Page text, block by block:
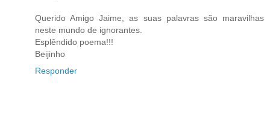
Querido Amigo Jaime, as suas palavras são maravilhas
neste mundo de ignorantes.
Esplêndido poema!!!
Beijinho
Responder